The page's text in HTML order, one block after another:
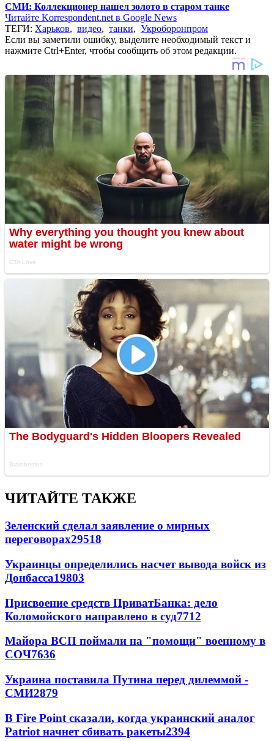
СМИ: Коллекционер нашел золото в старом танке
Читайте Korrespondent.net в Google News
ТЕГИ: Харьков, видео, танки, Укроборонпром
Если вы заметили ошибку, выделите необходимый текст и
нажмите Ctrl+Enter, чтобы сообщить об этом редакции.
ЧИТАЙТЕ ТАКЖЕ
Зеленский сделал заявление о мирных
переговорах29518
Украинцы определились насчет вывода войск из
Донбасса19803
Присвоение средств ПриватБанка: дело
Коломойского направлено в суд7712
Майора ВСП поймали на "помощи" военному в
СОЧ7636
Украина поставила Путина перед дилеммой -
СМИ2879
В Fire Point сказали, когда украинский аналог
Patriot начнет сбивать ракеты2394